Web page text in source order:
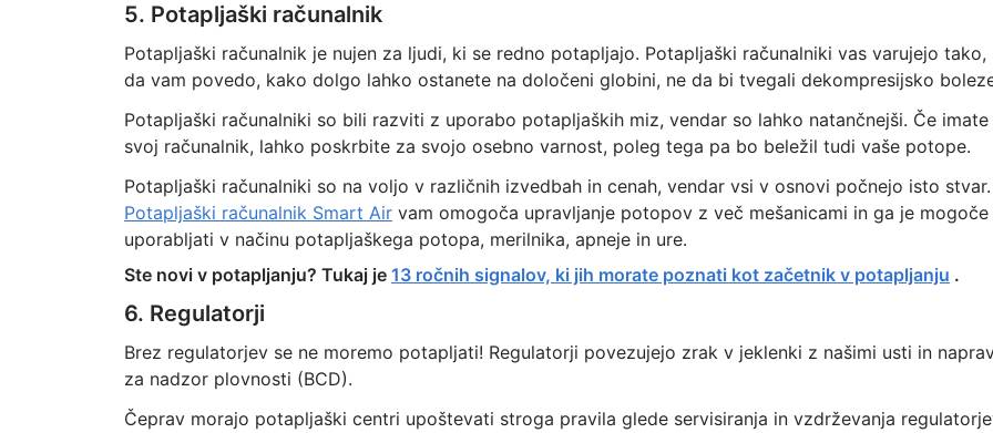
5. Potapljaški računalnik
Potapljaški računalnik je nujen za ljudi, ki se redno potapljajo. Potapljaški računalniki vas varujejo tako,
da vam povedo, kako dolgo lahko ostanete na določeni globini, ne da bi tvegali dekompresijsko
Potapljaški računalniki so bili razviti z uporabo potapljaških miz, vendar so lahko natančnejši. Če imate
svoj računalnik, lahko poskrbite za svojo osebno varnost, poleg tega pa bo beležil tudi vaše potope.
Potapljaški računalniki so na voljo v različnih izvedbah in cenah, vendar vsi v osnovi počnejo isto stvar.
Potapljaški računalnik Smart Airvam omogoča upravljanje potopov z več mešanicami in ga je mogoče
uporabljati v načinu potapljaškega potopa, merilnika, apneje in ure.
Ste novi v potapljanju? Tukaj je 13 ročnih signalov, ki jih morate poznati kot začetnik v potapljanju .
6. Regulatorji
Brez regulatorjev se ne moremo potapljati! Regulatorji povezujejo zrak v jeklenki z našimi usti in
za nadzor plovnosti (BCD).
Čeprav morajo potapljaški centri upoštevati stroga pravila glede servisiranja in vzdrževanja